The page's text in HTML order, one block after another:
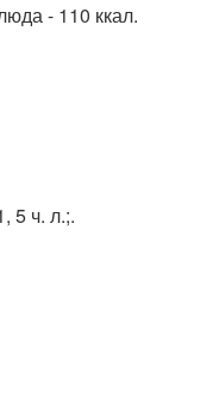
- 110 ккал.
5 ч. л.;.